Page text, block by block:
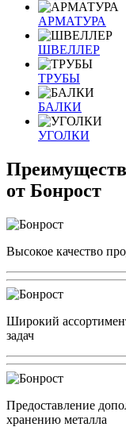
АРМАТУРА
ШВЕЛЛЕР
ТРУБЫ
БАЛКИ
УГОЛКИ
от Бонрост
Высокое качество
Широкий
задач
Предоставление
хранению металла